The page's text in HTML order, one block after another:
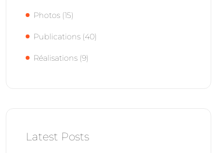
Photos (15)
Publications (40)
Réalisations (9)
Latest Posts